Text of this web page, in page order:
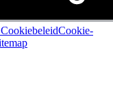
Cookie-